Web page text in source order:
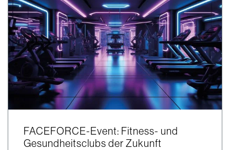
FACEFORCE-Event: Fitness- und
Gesundheitsclubs der Zukunft